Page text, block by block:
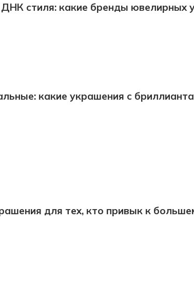
стиля: какие бренды ювелирных
какие украшения с
для тех, кто привык к